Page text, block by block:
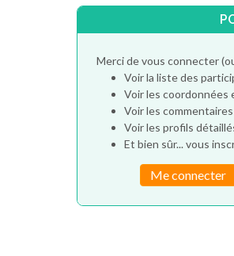
Merci de vous connecter
Voir la liste des
Voir les coordonnées
Voir les
Voir les profils
Et bien sûr... vous
Me connecter